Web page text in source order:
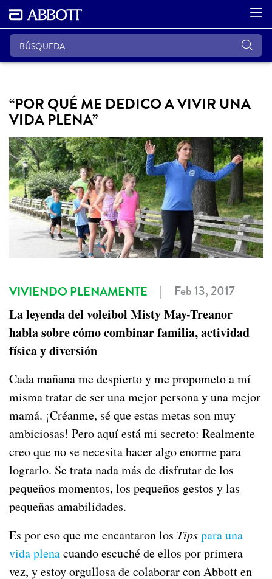
“POR QUÉ ME DEDICO A VIVIR UNA
VIDA PLENA”
VIVIENDO PLENAMENTE |
Feb 13, 2017
La leyenda del voleibol Misty May-Treanor
habla sobre cómo combinar familia, actividad
física y diversión
Cada mañana me despierto y me propometo a mí
misma tratar de ser una mejor persona y una mejor
mamá. ¡Créanme, sé que estas metas son muy
ambiciosas! Pero aquí está mi secreto: Realmente
creo que no se necesita hacer algo enorme para
lograrlo. Se trata nada más de disfrutar de los
pequeños momentos, los pequeños gestos y las
pequeñas amabilidades.
Es por eso que me encantaron los Tipspara una
vida plenacuando escuché de ellos por primera
vez, y estoy orgullosa de colaborar con Abbott en